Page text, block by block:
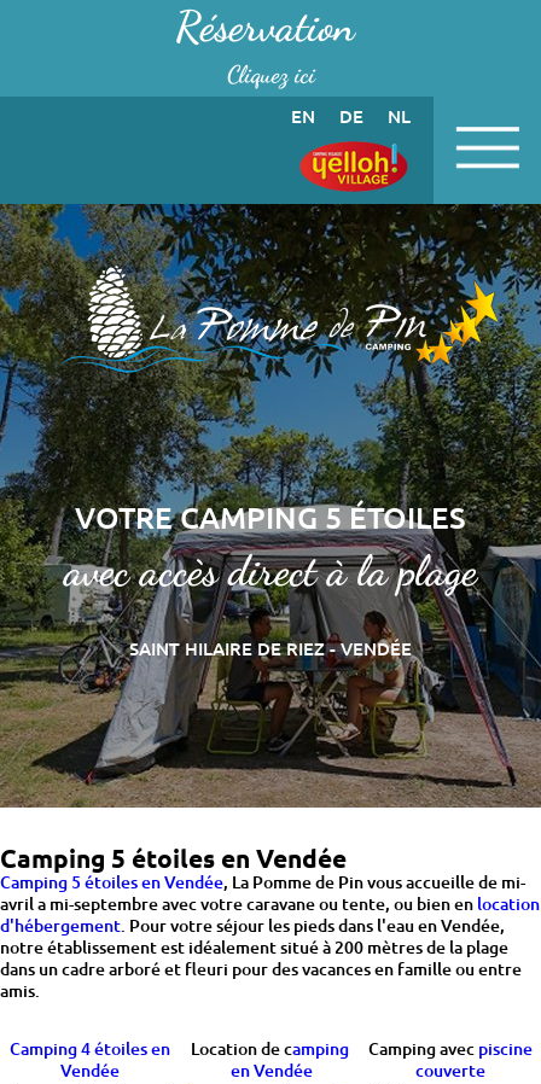
Panneau de gestion des cookiesRéservation
Cliquez ici
EN DE NL
VOTRE CAMPING 5 ÉTOILES
avec accès direct à la plage
SAINT HILAIRE DE RIEZ - VENDÉE
Camping 5 étoiles en Vendée
Camping 5 étoiles en Vendée, La Pomme de Pin vous accueille de mi-
avril a mi-septembre avec votre caravane ou tente, ou bien en location
d'hébergement. Pour votre séjour les pieds dans l'eau en Vendée,
notre établissement est idéalement situé à 200 mètres de la plage
dans un cadre arboré et fleuri pour des vacances en famille ou entre
amis.
Camping 4 étoiles en
Vendée
Location de camping
en Vendée
Camping avec piscine
couverte